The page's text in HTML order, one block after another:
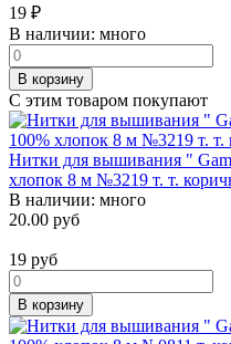
19 ₽
В наличии: много
В корзину
С этим товаром покупают
Нитки для вышивания "
хлопок 8 м №3219 т. т.
В наличии: много
20.00 руб
19 руб
В корзину